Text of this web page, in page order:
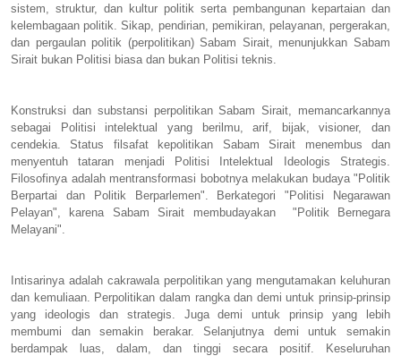
sistem, struktur, dan kultur politik serta pembangunan kepartaian dan
kelembagaan politik. Sikap, pendirian, pemikiran, pelayanan, pergerakan,
dan pergaulan politik (perpolitikan) Sabam Sirait, menunjukkan Sabam
Sirait bukan Politisi biasa dan bukan Politisi teknis.
Konstruksi dan substansi perpolitikan Sabam Sirait, memancarkannya
sebagai Politisi intelektual yang berilmu, arif, bijak, visioner, dan
cendekia. Status filsafat kepolitikan Sabam Sirait menembus dan
menyentuh tataran menjadi Politisi Intelektual Ideologis Strategis.
Filosofinya adalah mentransformasi bobotnya melakukan budaya "Politik
Berpartai dan Politik Berparlemen". Berkategori "Politisi Negarawan
Pelayan", karena Sabam Sirait membudayakan "Politik Bernegara
Melayani".
Intisarinya adalah cakrawala perpolitikan yang mengutamakan keluhuran
dan kemuliaan. Perpolitikan dalam rangka dan demi untuk prinsip-prinsip
yang ideologis dan strategis. Juga demi untuk prinsip yang lebih
membumi dan semakin berakar. Selanjutnya demi untuk semakin
berdampak luas, dalam, dan tinggi secara positif. Keseluruhan